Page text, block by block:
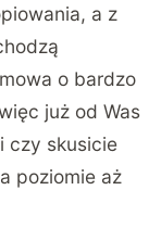
a z
o bardzo
już od Was
czy skusicie
poziomie aż